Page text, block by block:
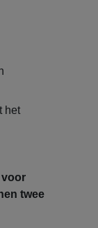
het
voor
twee